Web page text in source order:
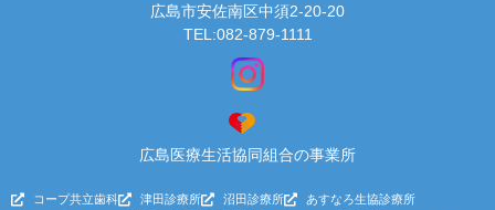
広島市安佐南区中須2-20-20
TEL:082-879-1111
広島医療生活協同組合の事業所
コープ共立歯科 津田診療所 沼田診療所
あすなろ生協診療所